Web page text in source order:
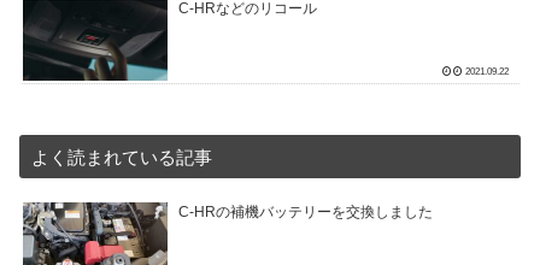
C-HRなどのリコール
2021.09.22
よく読まれている記事
C-HRの補機バッテリーを交換しました